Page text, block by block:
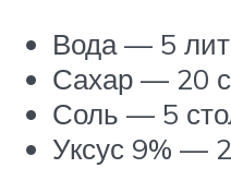
Вода — 5
Сахар — 20
Соль — 5
Уксус 9% —